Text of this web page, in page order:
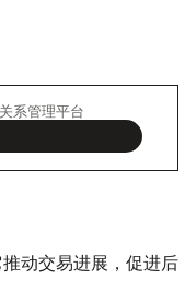
系管理平台
动交易进展，促进后